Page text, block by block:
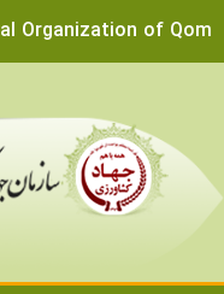
Organization of Qom